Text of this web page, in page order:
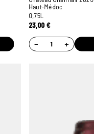
Haut-Médoc
0,75L
23,00 €
− +